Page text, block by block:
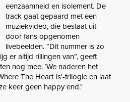
eenzaamheid en isolement. De
track gaat gepaard met een
muziekvideo, die bestaat uit
door fans opgenomen
livebeelden. “Dit nummer is zo
er altijd rillingen van”, geeft
nog mee. ‘We naderen het
The Heart Is'-trilogie en laat
keer geen happy end."